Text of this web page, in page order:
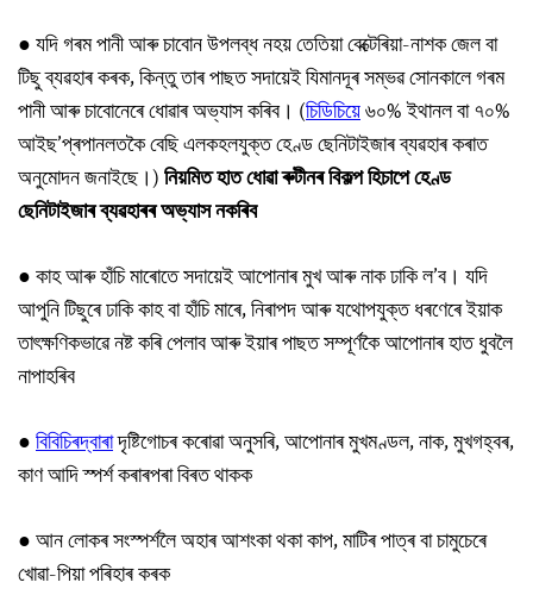
●যদি গৰম পানী আৰু চাবোন উপলব্ধ নহয় তেতিয়া বেক্টেৰিয়া-নাশক জেল বা
টিছু ব্যৱহাৰ কৰক, কিন্তু তাৰ পাছত সদায়েই যিমানদূৰ সম্ভৱ সোনকালে গৰম
পানী আৰু চাবোনেৰে ধোৱাৰ অভ্যাস কৰিব। (চিডিচিয়ে৬০% ইথানল বা ৭০%
আইছ’প্ৰপানলতকৈ বেছি এলকহলযুক্ত হেণ্ড ছেনিটাইজাৰ ব্যৱহাৰ কৰাত
অনুমোদন জনাইছে।)নিয়মিতহাতধোৱাৰুটীনৰবিকল্পহিচাপেহেণ্ড
ছেনিটাইজাৰব্যৱহাৰৰঅভ্যাসনকৰিব
●কাহ আৰু হাঁচি মাৰোতে সদায়েই আপোনাৰ মুখ আৰু নাক ঢাকি ল’ব। যদি
আপুনি টিছুৰে ঢাকি কাহ বা হাঁচি মাৰে, নিৰাপদ আৰু যথোপযুক্ত ধৰণেৰে ইয়াক
তাৎক্ষণিকভাৱে নষ্ট কৰি পেলাব আৰু ইয়াৰ পাছত সম্পূৰ্ণকৈ আপোনাৰ হাত ধুবলৈ
নাপাহৰিব
●বিবিচিৰদ্বাৰাদৃষ্টিগোচৰ কৰোৱা অনুসৰি, আপোনাৰ মুখমণ্ডল, নাক, মুখগহ্বৰ,
কাণ আদি স্পৰ্শ কৰাৰপৰা বিৰত থাকক
●আন লোকৰ সংস্পৰ্শলৈ অহাৰ আশংকা থকা কাপ, মাটিৰ পাত্ৰ বা চামুচেৰে
খোৱা-পিয়া পৰিহাৰ কৰক